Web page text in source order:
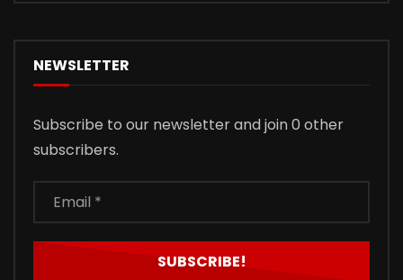
NEWSLETTER
Subscribe to our newsletter and join 0 other
subscribers.